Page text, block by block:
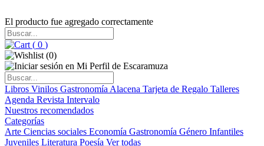
El producto fue agregado correctamente
( 0 )
(0)
Libros Vinilos Gastronomía Alacena Tarjeta de Regalo Talleres
Agenda Revista Intervalo
Nuestros recomendados
Categorías
Arte Ciencias sociales Economía Gastronomía Género Infantiles
Juveniles Literatura Poesía Ver todas